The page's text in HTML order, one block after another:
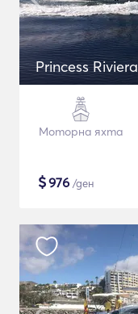
Princess Riviera
Моторна яхта
$976 /ден